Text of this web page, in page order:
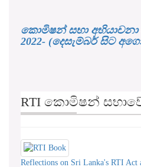
Reflections on Sri Lanka's RTI Act